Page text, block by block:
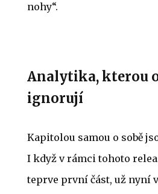
nohy“.
Analytika, kterou
ignorují
Kapitolou samou o sobě
I když v rámci tohoto
teprve první část, už nyní